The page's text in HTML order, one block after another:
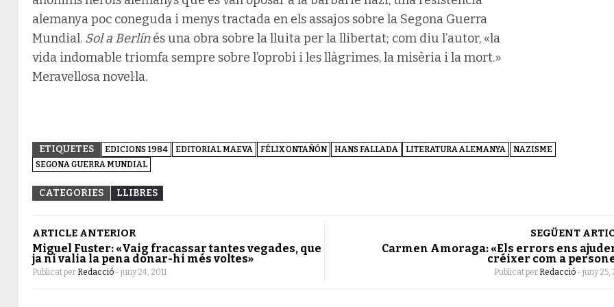
alemanya poc coneguda i menys tractada en els assajos sobre la Segona Guerra
Mundial. Sol a Berlínés una obra sobre la lluita per la llibertat; com diu l’autor, «la
vida indomable triomfa sempre sobre l’oprobi i les llàgrimes, la misèria i la mort.»
Meravellosa novel·la.
ETIQUETES EDICIONS 1984 EDITORIAL MAEVA FÉLIX ONTAÑÓN HANS FALLADA LITERATURA ALEMANYA
NAZISME
SEGONA GUERRA MUNDIAL
CATEGORIES LLIBRES
ARTICLE ANTERIOR
Miguel Fuster: «Vaig fracassar tantes vegades, que
ja ni valia la pena donar-hi més voltes»
Publicat per Redacció - juny 24, 2011
SEGÜENT
Carmen Amoraga: «Els errors ens
créixer com a
Publicat per Redacció - juny 25,